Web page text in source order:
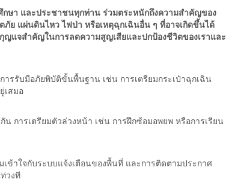
ษา และประชาชนทุกท่าน ร่วมตระหนักถึงความสำคัญของ
ภัย แผ่นดินไหว ไฟป่า หรือเหตุฉุกเฉินอื่น ๆ ที่อาจเกิดขึ้นได้
ญแจสำคัญในการลดความสูญเสียและปกป้องชีวิตของเราและ
ารรับมือภัยพิบัติขั้นพื้นฐาน เช่น การเตรียมกระเป๋าฉุกเฉิน
เสมอ
การเตรียมตัวล่วงหน้า เช่น การฝึกซ้อมอพยพ หรือการเรียน
ข้าใจกับระบบแจ้งเตือนของพื้นที่ และการติดตามประกาศ
วงที